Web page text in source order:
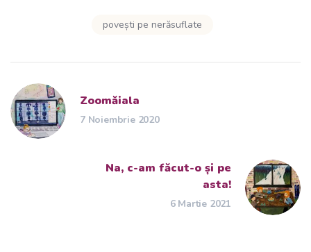
povești pe nerăsuflate
Zoomăiala
7 Noiembrie 2020
Na, c-am făcut-o și pe
asta!
6 Martie 2021